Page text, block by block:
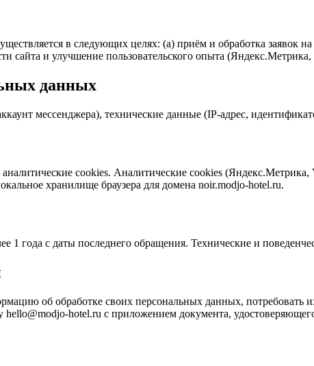
в следующих целях: (а) приём и обработка заявок
сайта и улучшение пользовательского опыта
данных
мессенджера), технические данные (IP-адрес,
cookies. Аналитические cookies
хранилище браузера для домена noir.modjo-hotel.ru.
1 года с даты последнего обращения. Технические и
об обработке своих персональных данных, потребовать
hotel.ru с приложением документа,